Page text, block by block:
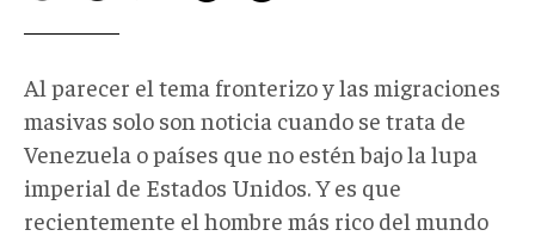
Al parecer el tema fronterizo y las migraciones
masivas solo son noticia cuando se trata de
Venezuela o países que no estén bajo la lupa
imperial de Estados Unidos. Y es que
recientemente el hombre más rico del mundo